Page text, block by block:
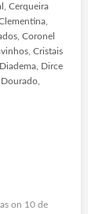
Cerqueira
Coronel
Cristais
Dirce
on 10 de